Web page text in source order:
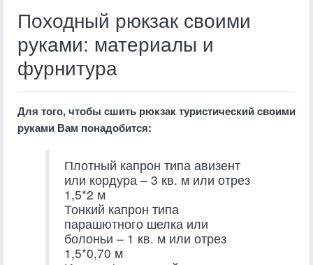
Походный рюкзак своими
руками: материалы и
фурнитура
Для того, чтобы сшить рюкзак туристический своими
руками Вам понадобится:
Плотный капрон типа авизент
или кордура – 3 кв. м или отрез
1,5*2 м
Тонкий капрон типа
парашютного шелка или
болоньи – 1 кв. м или отрез
1,5*0,70 м